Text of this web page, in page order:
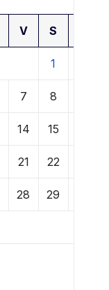
V S
1
7 8
14 15
21 22
28 29